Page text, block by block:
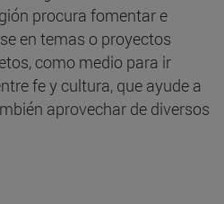
procura fomentar e
en temas o proyectos
como medio para ir
fe y cultura, que ayude a
aprovechar de diversos